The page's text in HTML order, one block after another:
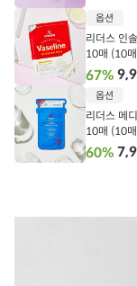
담
기
담
옵션
리더스 인
10매 (10
67%
담
옵션
리더스 메
10매 (10
60%